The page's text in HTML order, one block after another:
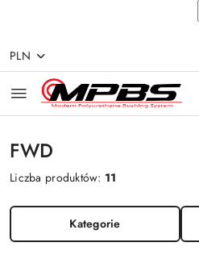
Przejdź do treści głównej
Przejdź do wyszukiwarki
Przejdź do moje konto
Przejdź do menu głównego
Przejdź do stopki
PLN
FWD
Liczba produktów: 11
Kategorie